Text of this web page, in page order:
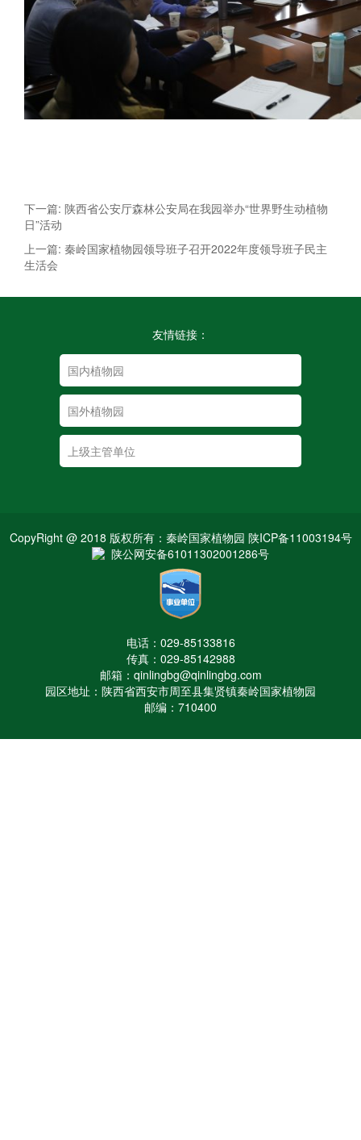
下一篇: 陕西省公安厅森林公安局在我园举办“世界野生动植物
日”活动
上一篇: 秦岭国家植物园领导班子召开2022年度领导班子民主
生活会
友情链接：
CopyRight @ 2018 版权所有：秦岭国家植物园 陕ICP备11003194号
陕公网安备61011302001286号
电话：029-85133816
传真：029-85142988
邮箱：qinlingbg@qinlingbg.com
园区地址：陕西省西安市周至县集贤镇秦岭国家植物园
邮编：710400